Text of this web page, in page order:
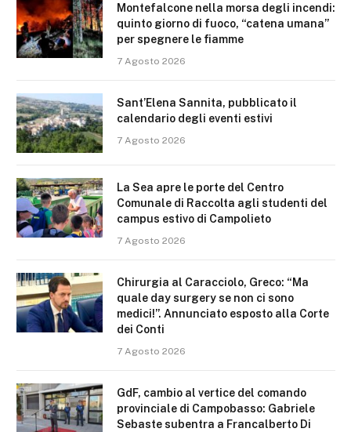
Montefalcone nella morsa degli incendi:
quinto giorno di fuoco, “catena umana”
per spegnere le fiamme
7 Agosto 2026
Sant’Elena Sannita, pubblicato il
calendario degli eventi estivi
7 Agosto 2026
La Sea apre le porte del Centro
Comunale di Raccolta agli studenti del
campus estivo di Campolieto
7 Agosto 2026
Chirurgia al Caracciolo, Greco: “Ma
quale day surgery se non ci sono
medici!”. Annunciato esposto alla Corte
dei Conti
7 Agosto 2026
GdF, cambio al vertice del comando
provinciale di Campobasso: Gabriele
Sebaste subentra a Francalberto Di